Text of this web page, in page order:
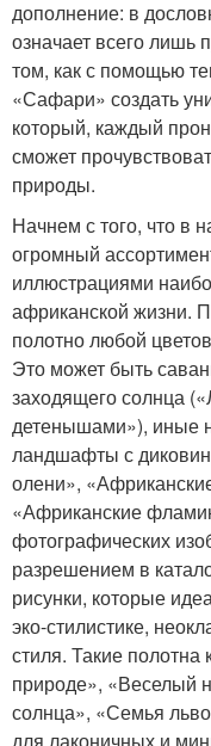
дополнение: в
означает всего лишь
том, как с помощью
«Сафари» создать
который, каждый
сможет
природы.
Начнем с того, что в
огромный
иллюстрациями
африканской жизни.
полотно любой
Это может быть
заходящего солнца
детенышами»), иные
ландшафты с
олени»,
«Африканские
фотографических
разрешением в
рисунки, которые
эко-стилистике,
стиля. Такие полотна
природе», «Веселый
солнца», «Семья
для лаконичных и